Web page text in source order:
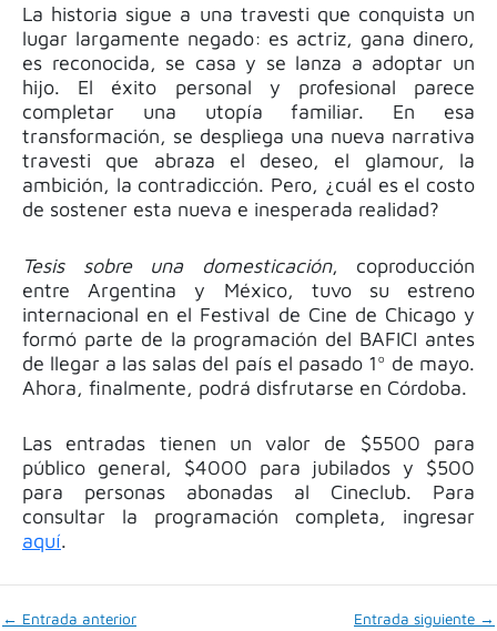
La historia sigue a una travesti que conquista un
lugar largamente negado: es actriz, gana dinero,
es reconocida, se casa y se lanza a adoptar un
hijo. El éxito personal y profesional parece
completar una utopía familiar. En esa
transformación, se despliega una nueva narrativa
travesti que abraza el deseo, el glamour, la
ambición, la contradicción. Pero, ¿cuál es el costo
de sostener esta nueva e inesperada realidad?
Tesis sobre una domesticación, coproducción
entre Argentina y México, tuvo su estreno
internacional en el Festival de Cine de Chicago y
formó parte de la programación del BAFICI antes
de llegar a las salas del país el pasado 1º de mayo.
Ahora, finalmente, podrá disfrutarse en Córdoba.
Las entradas tienen un valor de $5500 para
público general, $4000 para jubilados y $500
para personas abonadas al Cineclub. Para
consultar la programación completa, ingresar
aquí.
← Entrada anterior Entrada siguiente →